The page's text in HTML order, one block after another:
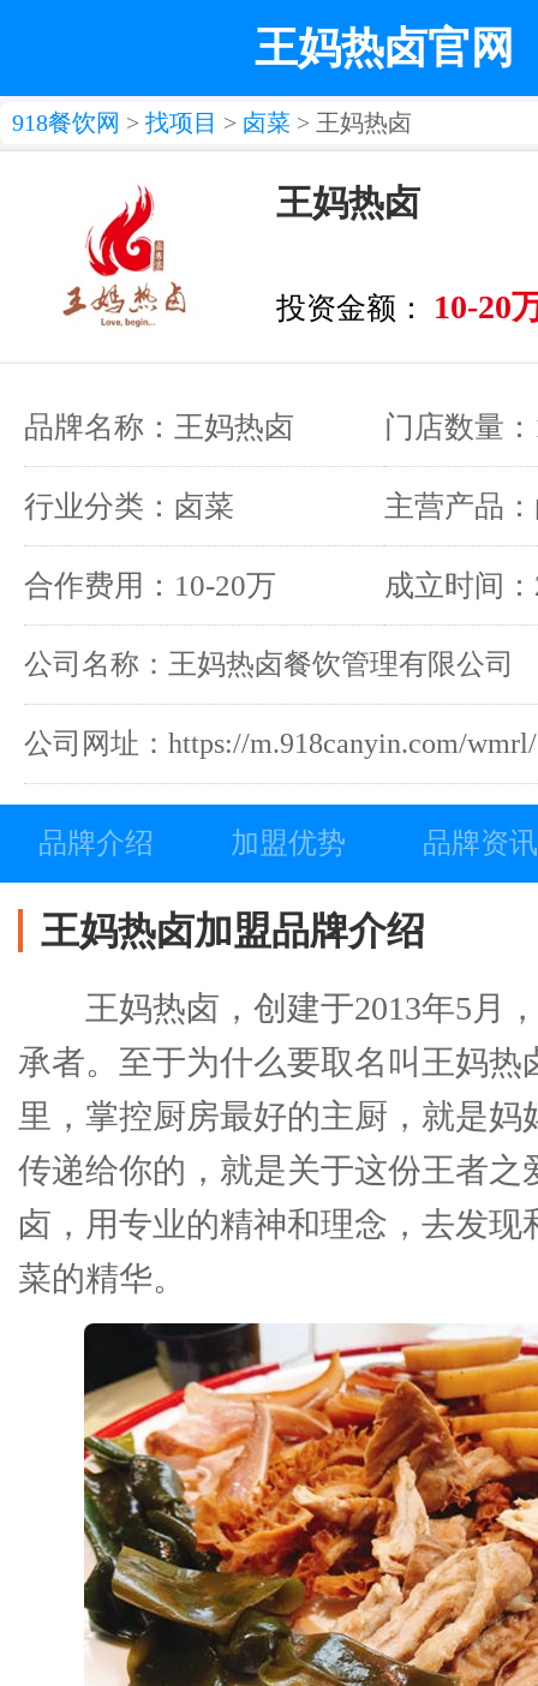
王妈热卤官网
918餐饮网 > 找项目 > 卤菜 > 王妈热卤
王妈热卤
投资金额： 10-20
品牌名称：王妈热卤 门店数量
行业分类：卤菜 主营产品
合作费用：10-20万 成立时间
公司名称：王妈热卤餐饮管理有限公司
公司网址：https://m.918canyin.com/wmrl/
品牌介绍 加盟优势 品牌资讯
王妈热卤加盟品牌介绍
王妈热卤，创建于2013年5月
承者。至于为什么要取名叫王妈热
里，掌控厨房最好的主厨，就是妈
传递给你的，就是关于这份王者之
卤，用专业的精神和理念，去发现
菜的精华。